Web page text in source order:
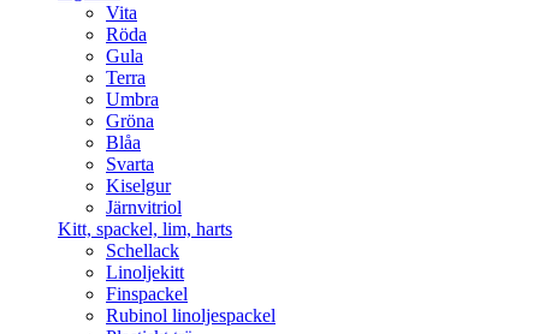
Vita
Röda
Gula
Terra
Umbra
Gröna
Blåa
Svarta
Kiselgur
Järnvitriol
Kitt, spackel, lim, harts
Schellack
Linoljekitt
Finspackel
Rubinol linoljespackel